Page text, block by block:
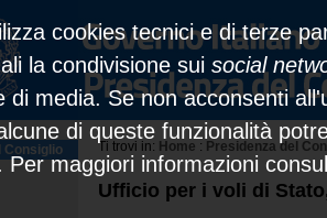
cookies tecnici e di terze
la condivisione sui social
di media. Se non acconsenti
di queste funzionalità
Per maggiori informazioni
Ti trovi in: Home : Presidenza del
Ufficio per i voli di
Consiglio